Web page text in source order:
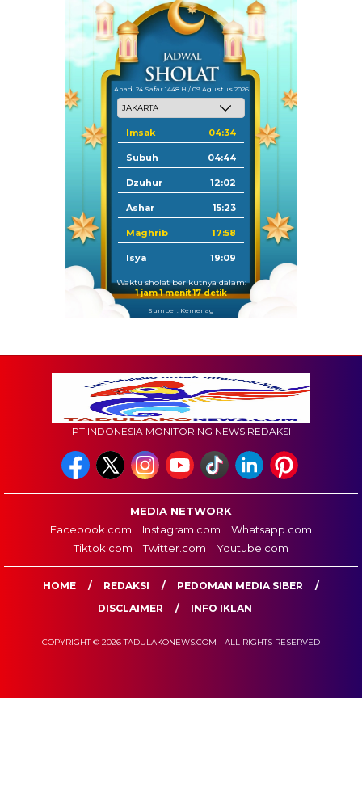
Ahad, 24 Safar 1448 H / 09 Agustus 2026
Imsak 04:34
Subuh 04:44
Dzuhur 12:02
Ashar 15:23
Maghrib 17:58
Isya 19:09
Waktu sholat berikutnya dalam:
1 jam 1 menit 16 detik
Sumber: Kemenag
PT INDONESIA MONITORING NEWS REDAKSI
MEDIA NETWORK
Facebook.com
Instagram.com
Whatsapp.com
Tiktok.com
Twitter.com Youtube.com
HOME REDAKSI
PEDOMAN MEDIA SIBER
DISCLAIMER
INFO IKLAN
COPYRIGHT © 2026 TADULAKONEWS.COM - ALL RIGHTS RESERVED